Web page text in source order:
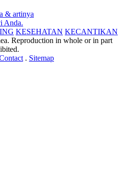
& artinya
Anda.
KESEHATAN KECANTIKAN
Reproduction in whole or in part
. Sitemap